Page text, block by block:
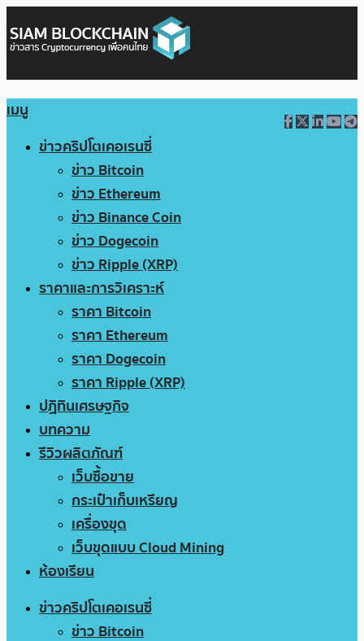
เมนู
ข่าวคริปโตเคอเรนซี่
ข่าว Bitcoin
ข่าว Ethereum
ข่าว Binance Coin
ข่าว Dogecoin
ข่าว Ripple (XRP)
ราคาและการวิเคราะห์
ราคา Bitcoin
ราคา Ethereum
ราคา Dogecoin
ราคา Ripple (XRP)
ปฏิทินเศรษฐกิจ
บทความ
รีวิวผลิตภัณฑ์
เว็บซื้อขาย
กระเป๋าเก็บเหรียญ
เครื่องขุด
เว็บขุดแบบ Cloud Mining
ห้องเรียน
ข่าวคริปโตเคอเรนซี่
ข่าว Bitcoin